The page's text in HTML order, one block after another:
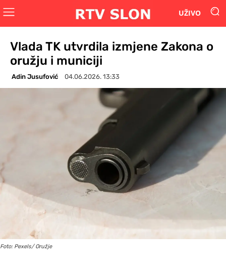
UŽIVO
Vlada TK utvrdila izmjene Zakona o
oružju i municiji
Adin Jusufović 04.06.2026. 13:33
Foto: Pexels/ Oružje